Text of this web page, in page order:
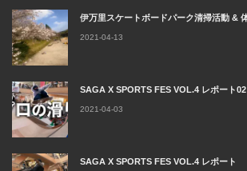
伊万里スケートボードパーク清掃活動 &
2021-04-13
SAGA X SPORTS FES VOL.4 レポート02
2021-04-03
SAGA X SPORTS FES VOL.4 レポート